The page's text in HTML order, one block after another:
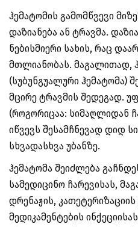
ჰემატომის გამომწვევი
დაზიანება ან ტრავმა.
ნებისმიერი სახის, რაც
მთლიანობას. მაგალითად,
(სუბუნგუალური ჰემატომა)
მცირე ტრავმის შედეგად.
(როგორიცაა: სიმაღლიდან
იწვევს შესამჩნევად დიდ
სხვადასხვა უბანზე.
ჰემატომა შეიძლება
სამედიცინო ჩარევისას,
დრენაჟის,
მედიკამენტების